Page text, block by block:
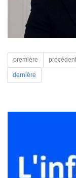
première
dernière